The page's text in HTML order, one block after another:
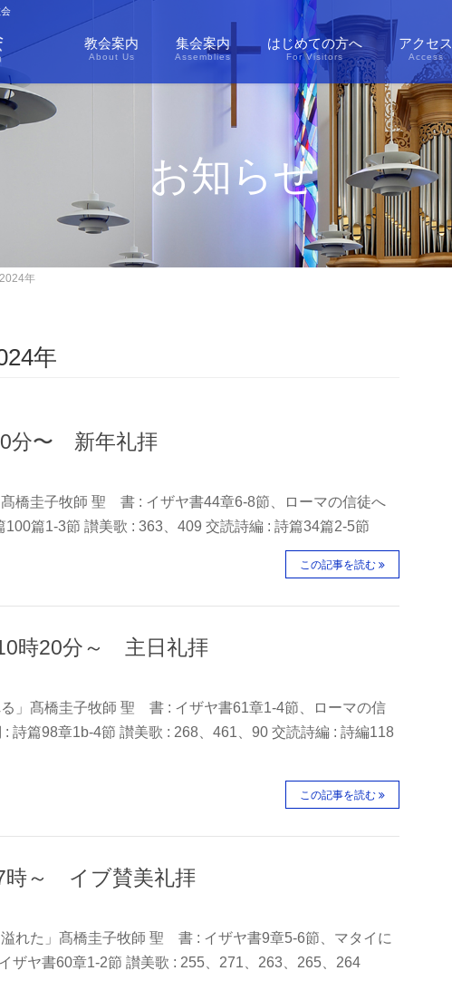
教会案内
About Us
集会案内
Assemblies
はじめての方へ
For Visitors
アクセス
Access
お知らせ
年
年
分〜 新年礼拝
橋圭子牧師 聖 書 : イザヤ書44章6-8節、ローマの信徒へ
篇1-3節 讃美歌 : 363、409 交読詩編 : 詩篇34篇2-5節
この記事を読む
時20分～ 主日礼拝
」髙橋圭子牧師 聖 書 : イザヤ書61章1-4節、ローマの信
篇98章1b-4節 讃美歌 : 268、461、90 交読詩編 : 詩編118
この記事を読む
時～ イブ賛美礼拝
れた」髙橋圭子牧師 聖 書 : イザヤ書9章5-6節、マタイに
ザヤ書60章1-2節 讃美歌 : 255、271、263、265、264